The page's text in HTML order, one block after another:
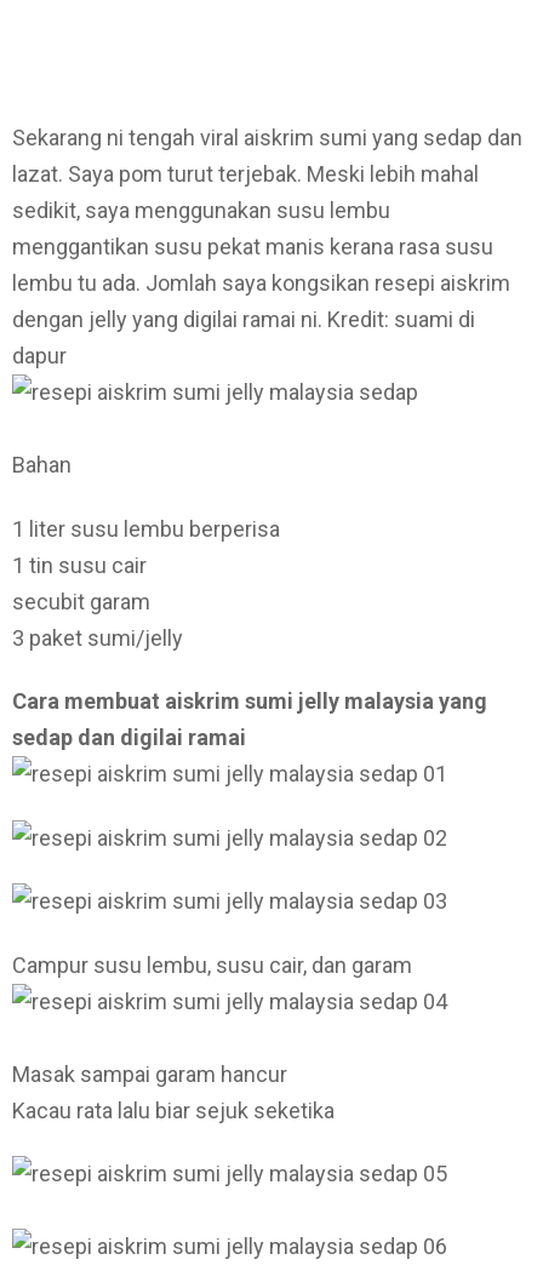
Sekarang ni tengah viral aiskrim sumi yang sedap dan
lazat. Saya pom turut terjebak. Meski lebih mahal
sedikit, saya menggunakan susu lembu
menggantikan susu pekat manis kerana rasa susu
lembu tu ada. Jomlah saya kongsikan resepi aiskrim
dengan jelly yang digilai ramai ni. Kredit: suami di
dapur
Bahan
1 liter susu lembu berperisa
1 tin susu cair
secubit garam
3 paket sumi/jelly
Cara membuat aiskrim sumi jelly malaysia yang
sedap dan digilai ramai
Campur susu lembu, susu cair, dan garam
Masak sampai garam hancur
Kacau rata lalu biar sejuk seketika